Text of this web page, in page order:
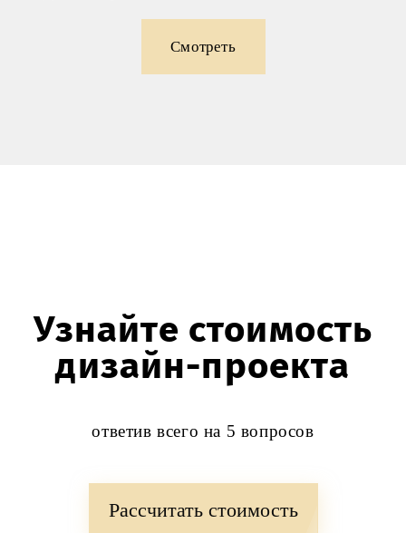
Смотреть
Узнайте стоимость
дизайн-проекта
ответив всего на 5 вопросов
Рассчитать стоимость